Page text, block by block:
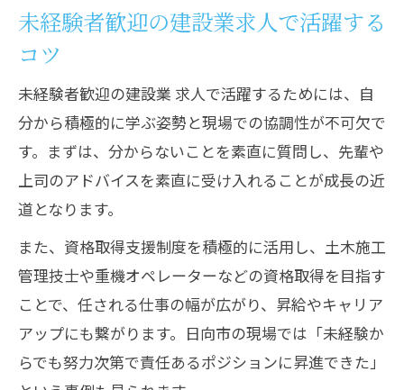
未経験者歓迎の建設業求人で活躍する
コツ
未経験者歓迎の建設業 求人で活躍するためには、自
分から積極的に学ぶ姿勢と現場での協調性が不可欠で
す。まずは、分からないことを素直に質問し、先輩や
上司のアドバイスを素直に受け入れることが成長の近
道となります。
また、資格取得支援制度を積極的に活用し、土木施工
管理技士や重機オペレーターなどの資格取得を目指す
ことで、任される仕事の幅が広がり、昇給やキャリア
アップにも繋がります。日向市の現場では「未経験か
らでも努力次第で責任あるポジションに昇進できた」